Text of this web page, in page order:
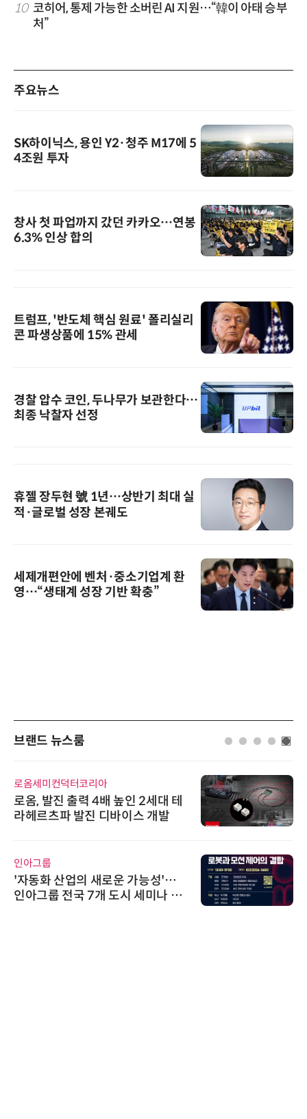
10 코히어, 통제 가능한 소버린 AI 지원…“韓이 아태 승부
처”
주요뉴스
SK하이닉스, 용인 Y2·청주 M17에 5
4조원 투자
창사 첫 파업까지 갔던 카카오…연봉
6.3% 인상 합의
트럼프, '반도체 핵심 원료' 폴리실리
콘 파생상품에 15% 관세
경찰 압수 코인, 두나무가 보관한다…
최종 낙찰자 선정
휴젤 장두현 號 1년…상반기 최대 실
적·글로벌 성장 본궤도
세제개편안에 벤처·중소기업계 환
영…“생태계 성장 기반 확충”
브랜드 뉴스룸
로옴세미컨덕터코리아
로옴, 발진 출력 4배 높인 2세대 테
라헤르츠파 발진 디바이스 개발
인아그룹
'자동화 산업의 새로운 가능성'…
인아그룹 전국 7개 도시 세미나 페